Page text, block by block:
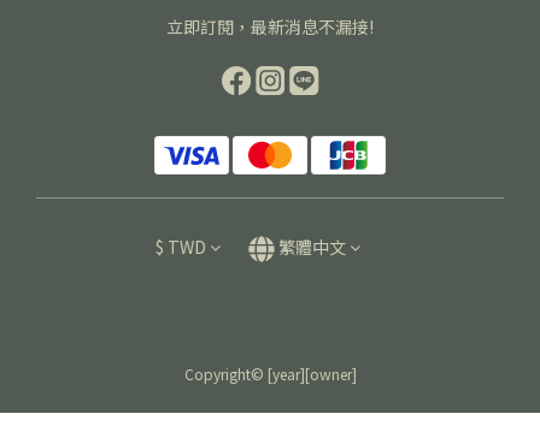
立即訂閱，最新消息不漏接!
$ TWD 繁體中文
Copyright© [year][owner]